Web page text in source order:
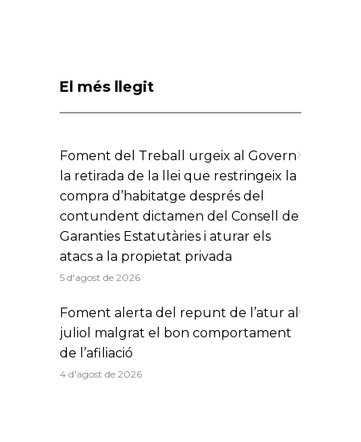
El més llegit
Foment del Treball urgeix al Govern
la retirada de la llei que restringeix la
compra d’habitatge després del
contundent dictamen del Consell de
Garanties Estatutàries i aturar els
atacs a la propietat privada
5 d'agost de 2026
Foment alerta del repunt de l’atur al
juliol malgrat el bon comportament
de l’afiliació
4 d'agost de 2026